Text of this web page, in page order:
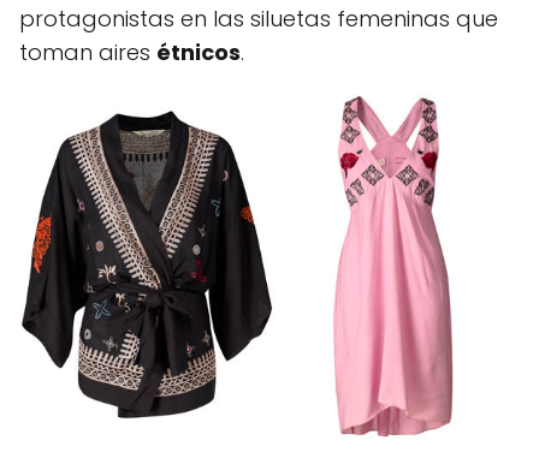
protagonistas en las siluetas femeninas que
toman aires étnicos.